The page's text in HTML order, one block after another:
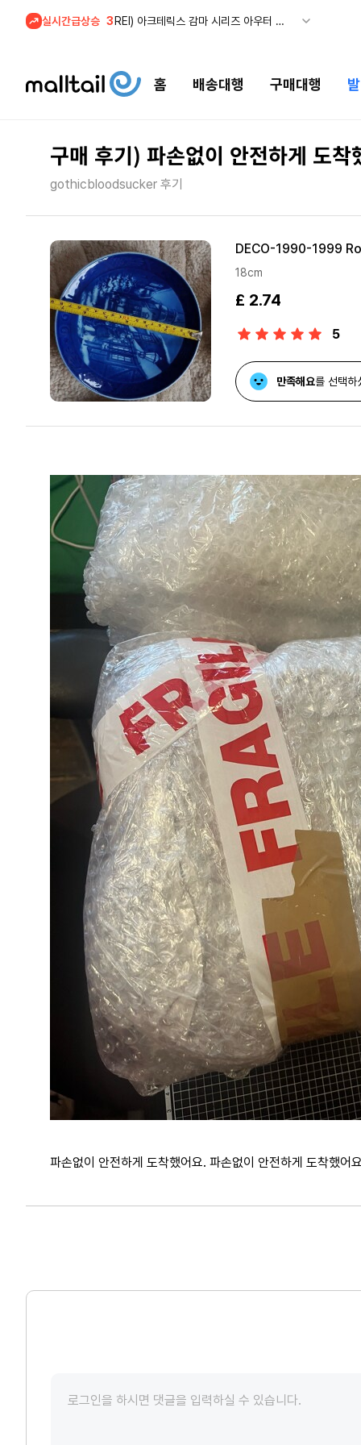
실시간급상승 3
REI) 아크테릭스 감마 시리즈 아우터 최대 50% 할인
1
메이시스) 폴로, 타미힐피거 등 인기 키즈 브랜드 최대 50% 할인!
홈 배송대행 구매대행
구매 후기) 파손없이 안전하게 도
gothicbloodsucker 후기
DECO-1990-1999
18cm
£ 2.74
5
만족해요를 선택하
파손없이 안전하게 도착했어요. 파손없이 안전하게 도착했어